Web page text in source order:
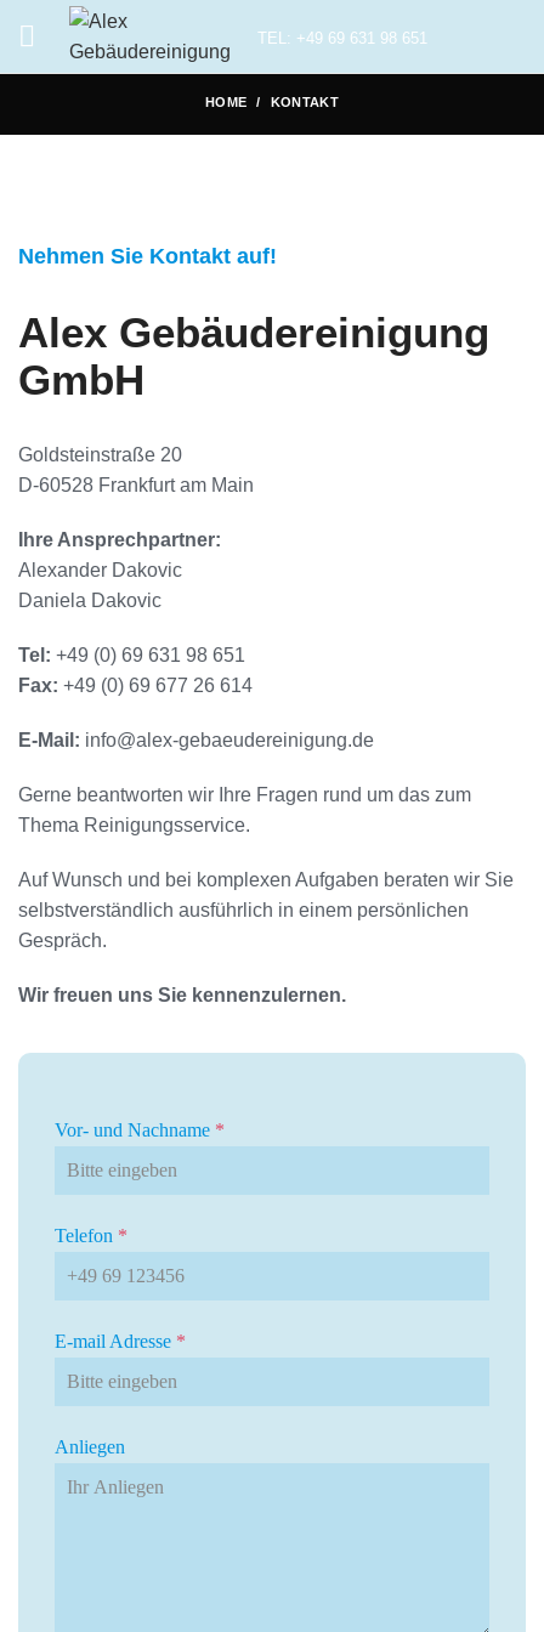
TEL: +49 69 631 98 651
HOME KONTAKT
Nehmen Sie Kontakt auf!
Alex Gebäudereinigung
GmbH
Goldsteinstraße 20
D-60528 Frankfurt am Main
Ihre Ansprechpartner:
Alexander Dakovic
Daniela Dakovic
Tel: +49 (0) 69 631 98 651
Fax: +49 (0) 69 677 26 614
E-Mail: info@alex-gebaeudereinigung.de
Gerne beantworten wir Ihre Fragen rund um das zum
Thema Reinigungsservice.
Auf Wunsch und bei komplexen Aufgaben beraten wir Sie
selbstverständlich ausführlich in einem persönlichen
Gespräch.
Wir freuen uns Sie kennenzulernen.
Vor- und Nachname *
Telefon *
E-mail Adresse *
Anliegen